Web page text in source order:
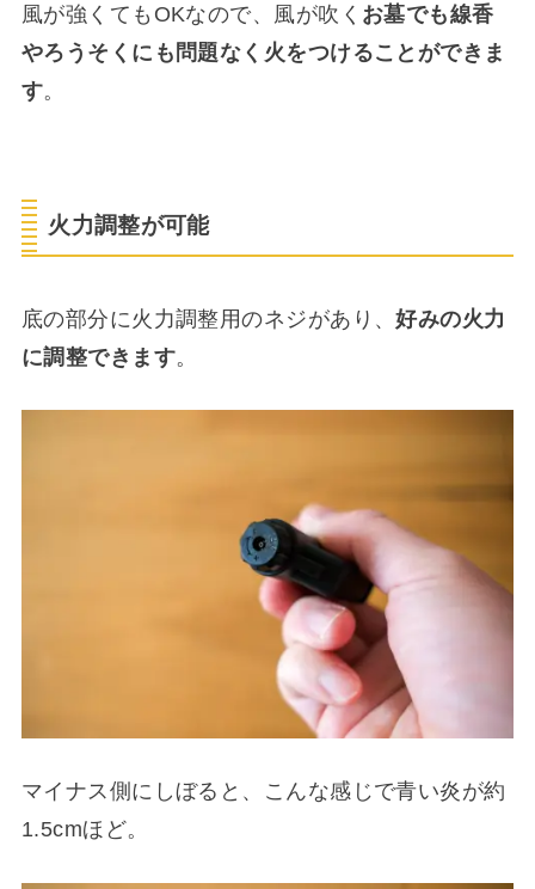
風が強くてもOKなので、風が吹く お墓でも線香
やろうそくにも問題なく火をつけることができま
す。
火力調整が可能
底の部分に火力調整用のネジがあり、好みの火力
に調整できます。
マイナス側にしぼると、こんな感じで青い炎が約
1.5cmほど。